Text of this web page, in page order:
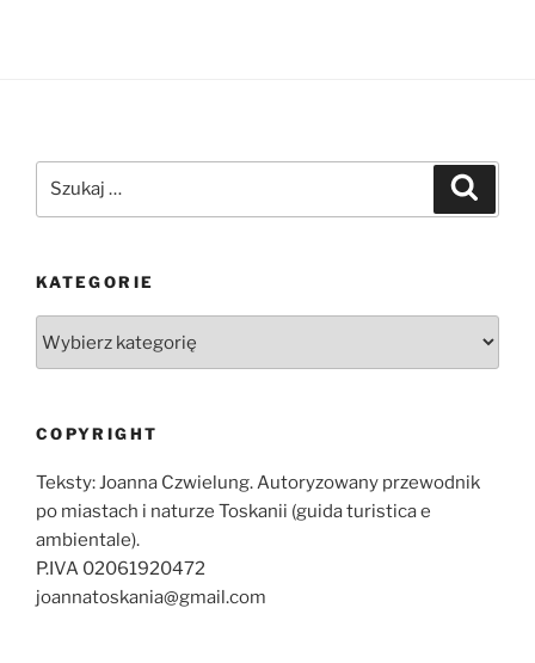
KATEGORIE
COPYRIGHT
Teksty: Joanna Czwielung. Autoryzowany przewodnik
po miastach i naturze Toskanii (guida turistica e
ambientale).
P.IVA 02061920472
joannatoskania@gmail.com